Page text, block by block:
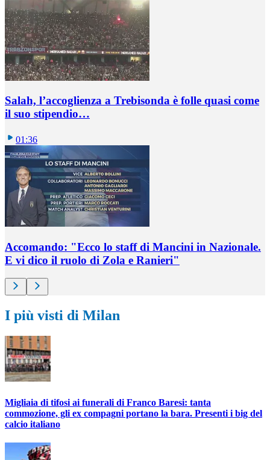
Salah, l’accoglienza a Trebisonda è folle quasi come
il suo stipendio…
01:36
Accomando: "Ecco lo staff di Mancini in Nazionale.
E vi dico il ruolo di Zola e Ranieri"
I più visti di Milan
Migliaia di tifosi ai funerali di Franco Baresi: tanta
commozione, gli ex compagni portano la bara. Presenti i big del
calcio italiano